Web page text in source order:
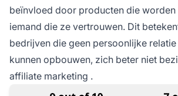
beïnvloed door producten die
iemand die ze vertrouwen. Dit
bedrijven die geen persoonlijke
kunnen opbouwen, zich beter niet
affiliate marketing .